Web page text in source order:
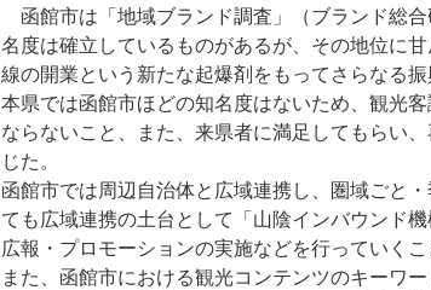
函館市は「地域ブランド調査」（ブランド総
名度は確立しているものがあるが、その地位に
線の開業という新たな起爆剤をもってさらなる
本県では函館市ほどの知名度はないため、観光
ならないこと、また、来県者に満足してもらい
じた。
函館市では周辺自治体と広域連携し、圏域ごと
ても広域連携の土台として「山陰インバウンド
広報・プロモーションの実施などを行っていくこ
また、函館市における観光コンテンツのキーワ